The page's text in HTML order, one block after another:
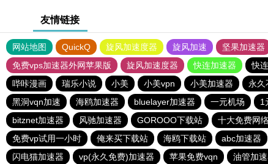
友情链接
网站地图 QuickQ 旋风加速度器 旋风加速 坚果加速器
免费vps加速器外网苹果版
旋风加速度器 快连加速器 快
哔咔漫画
瑞乐小说 小美 小美vpn 小美加速器 永久
黑洞vqn加速
海鸥加速器 bluelayer加速器 一元机场 1
bitznet加速器
风驰加速器 GOROOO下载站 十大免费网
免费vp试用一小时
俺来买下载站 海鸥下载站 abc加速器
闪电猫加速器
vp(永久免费)加速器 苹果免费vqn 油管加